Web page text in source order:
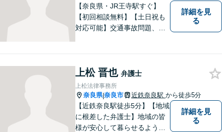
【奈良県・JR王寺駅すぐ】
【初回相談無料】【土日祝も
対応可能】交通事故問題、遺
提供しています。
詳細を見
る
上松 晋也 弁護士
上松法律事務所
奈良県|奈良市 近鉄奈良駅 から徒歩5分
【近鉄奈良駅徒歩5分】【地域
に根差した弁護士】地域の皆
様が安心して暮らせるように
詳細を見
る